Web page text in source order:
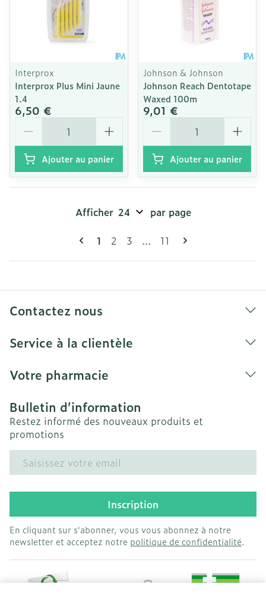
Interprox
Interprox Plus Mini Jaune
1.4
6,50 €
Ajouter au panier
Johnson & Johnson
Johnson Reach Dentotape
Waxed 100m
9,01 €
Ajouter au panier
Vous lisez actuellement la page
1 Page
2 Page
3 ... Page
11
Afficher par page
Contactez nous
Service à la clientèle
Votre pharmacie
Bulletin d’information
Restez informé des nouveaux produits et
promotions
Adresse mail
Inscription
En cliquant sur s'abonner, vous vous abonnez à notre
newsletter et acceptez notre politique de confidentialité.